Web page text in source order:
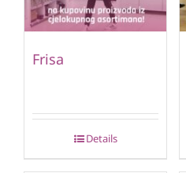
Frisa
Details